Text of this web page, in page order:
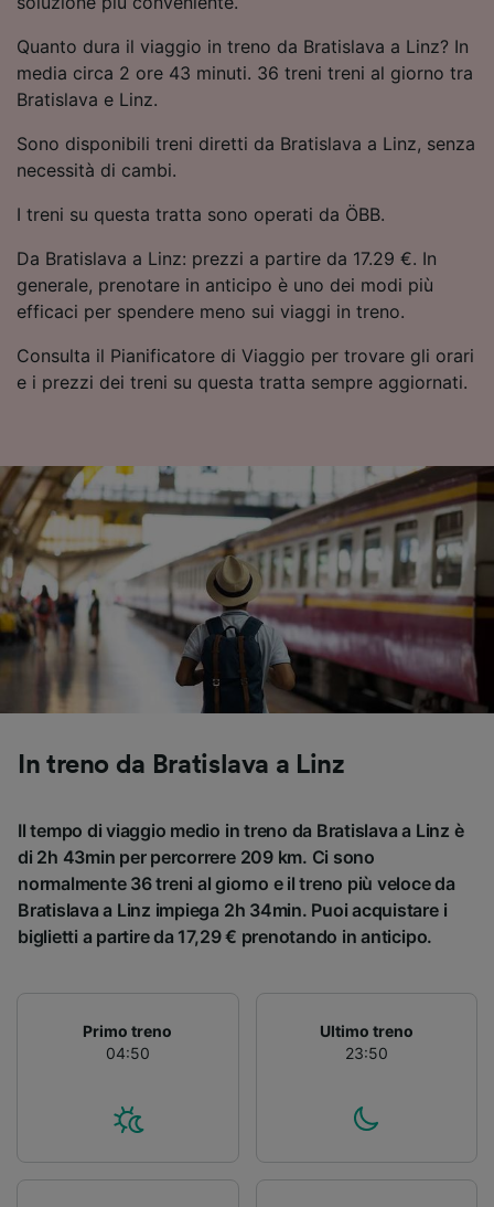
Quanto dura il viaggio in treno da Bratislava a Linz? In
media circa 2 ore 43 minuti. 36 treni treni al giorno tra
Bratislava e Linz.
Sono disponibili treni diretti da Bratislava a Linz, senza
necessità di cambi.
I treni su questa tratta sono operati da ÖBB.
Da Bratislava a Linz: prezzi a partire da 17.29 €. In
generale, prenotare in anticipo è uno dei modi più
efficaci per spendere meno sui viaggi in treno.
Consulta il Pianificatore di Viaggio per trovare gli orari
e i prezzi dei treni su questa tratta sempre aggiornati.
In treno da Bratislava a Linz
Il tempo di viaggio medio in treno da Bratislava a Linz è
di 2h 43min per percorrere 209 km. Ci sono
normalmente 36 treni al giorno e il treno più veloce da
Bratislava a Linz impiega 2h 34min. Puoi acquistare i
biglietti a partire da 17,29 € prenotando in anticipo.
Primo treno
04:50
Ultimo treno
23:50
Utilizzare dati di geolocalizzazione precisi.
Scansione attiva delle caratteristiche del
dispositivo ai fini dell’identificazione.
Archiviare informazioni su dispositivo e/o
accedervi. Pubblicità e contenuti
dei contenuti e degli annunci, ricerche sul
pubblico, sviluppo di servizi.
Elenco dei partner (fornitori)